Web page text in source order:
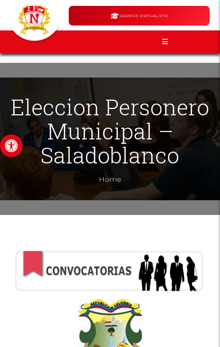
Abrir barra de herramientas
CAMPUS VIRTUAL ETR
Eleccion Personero
Municipal –
Saladoblanco
Home